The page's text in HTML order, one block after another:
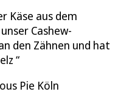
Käse aus dem
Cashew-
den Zähnen und hat
Pie Köln